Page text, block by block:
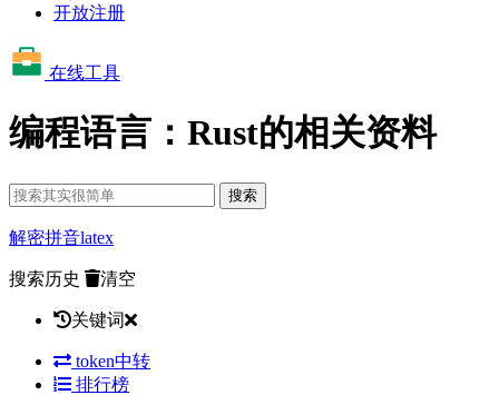
开放注册
在线工具
编程语言：Rust的相关资料
搜索
解密拼音latex
搜索历史 清空
关键词
token中转
排行榜